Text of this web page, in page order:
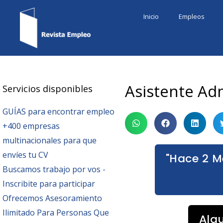
Inicio Empleos
Servicios disponibles
GUÍAS para encontrar empleo
+400 empresas
multinacionales para que
envíes tu CV
Buscamos trabajo por vos -
Inscribite para participar
Ofrecemos Asesoramiento
Ilimitado Para Personas Que
Asistente
"Hace 2